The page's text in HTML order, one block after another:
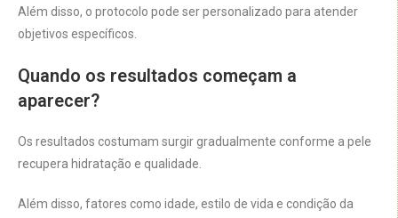
Além disso, o protocolo pode ser personalizado para atender
objetivos específicos.
Quando os resultados começam a
aparecer?
Os resultados costumam surgir gradualmente conforme a pele
recupera hidratação e qualidade.
Além disso, fatores como idade, estilo de vida e condição da